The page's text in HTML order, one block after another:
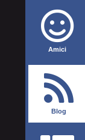
Amici
Blog